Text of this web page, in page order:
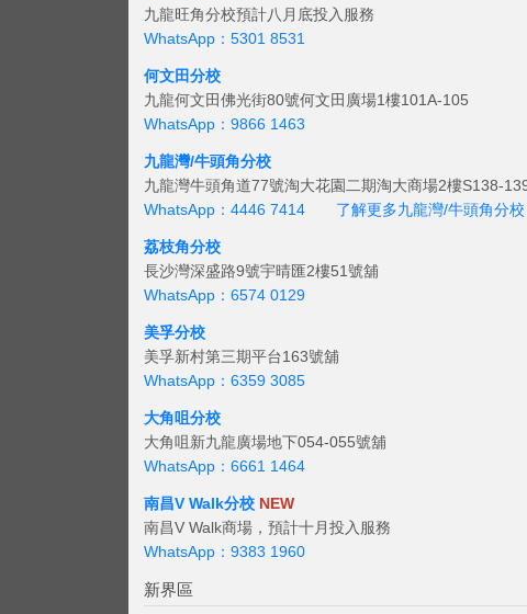
九龍旺角分校預計八月底投入服務
WhatsApp：5301 8531
何文田分校
九龍何文田佛光街80號何文田廣場1樓101A-105
WhatsApp：9866 1463
九龍灣/牛頭角分校
九龍灣牛頭角道77號淘大花園二期淘大商場2樓S138-
WhatsApp：4446 7414
了解更多九龍灣/牛頭角分校
荔枝角分校
長沙灣深盛路9號宇晴匯2樓51號舖
WhatsApp：6574 0129
美孚分校
美孚新村第三期平台163號舖
WhatsApp：6359 3085
大角咀分校
大角咀新九龍廣場地下054-055號舖
WhatsApp：6661 1464
南昌V Walk分校 NEW
南昌V Walk商場，預計十月投入服務
WhatsApp：9383 1960
新界區